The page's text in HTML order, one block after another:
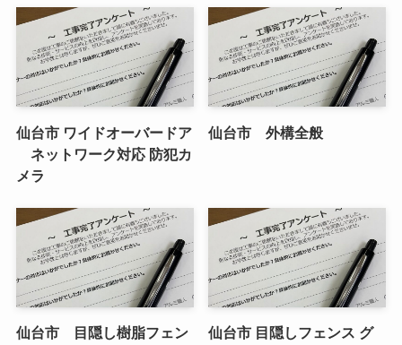
仙台市 ワイドオーバードア
ネットワーク対応 防犯カ
メラ
仙台市 外構全般
仙台市 目隠し樹脂フェン
仙台市 目隠しフェンス グ